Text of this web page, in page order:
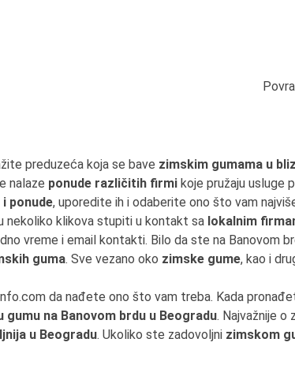
preduzeća koja se bave zimskim gumama u
nalaze ponude različitih firmi koje pružaju usluge
ponude, uporedite ih i odaberite ono što vam
nekoliko klikova stupiti u kontakt sa lokalnim
vreme i email kontakti. Bilo da ste na Banovom
guma. Sve vezano oko zimske gume, kao i
da nađete ono što vam treba. Kada
gumu na Banovom brdu u Beogradu. Najvažnije o
u Beogradu. Ukoliko ste zadovoljni zimskom